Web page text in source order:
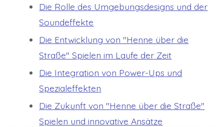
Die Rolle des Umgebungsdesigns und der
Soundeffekte
Die Entwicklung von "Henne über die
Straße" Spielen im Laufe der Zeit
Die Integration von Power-Ups und
Spezialeffekten
Die Zukunft von "Henne über die Straße"
Spielen und innovative Ansätze